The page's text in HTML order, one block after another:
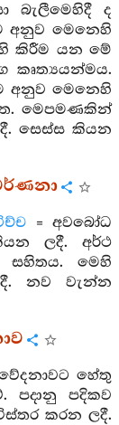
බැලීමෙහිදී ද
අනුව මෙනෙහි
කිරීම යන මේ
කෘත්‍යයන්මය.
අනුව මෙනෙහි
මෙපමණකින්
සෙස්ස කියන
= අවබෝධ
ලදී. අර්ථ
මෙහි
නව වැන්න
හේතු
පදානු පදිකව
කරන ලදී.